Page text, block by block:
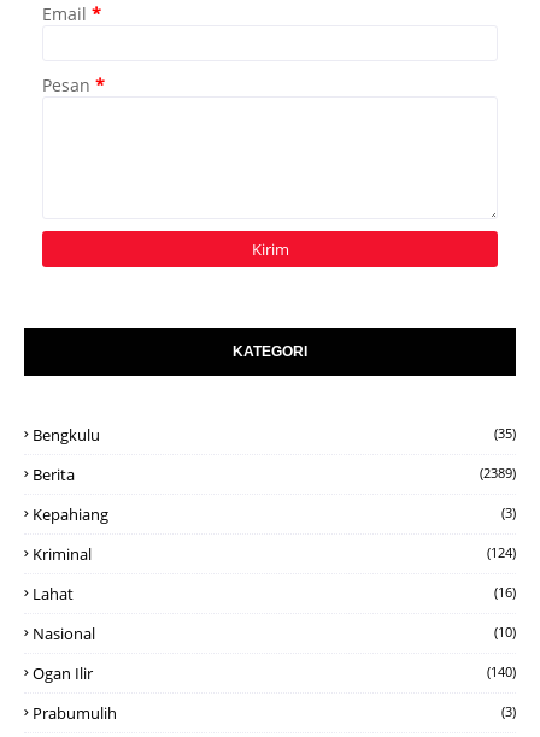
Email *
Pesan *
KATEGORI
Bengkulu (35)
Berita (2389)
Kepahiang (3)
Kriminal (124)
Lahat (16)
Nasional (10)
Ogan Ilir (140)
Prabumulih (3)